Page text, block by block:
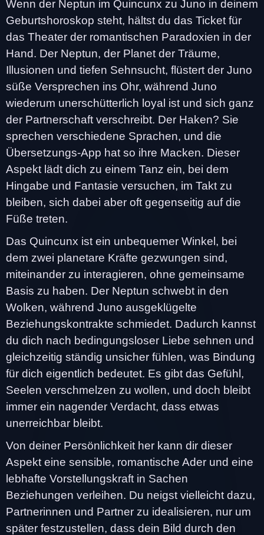
Wenn der Neptun im Quincunx zu Juno in deinem
Geburtshoroskop steht, hältst du das Ticket für
das Theater der romantischen Paradoxien in der
Hand. Der Neptun, der Planet der Träume,
Illusionen und tiefen Sehnsucht, flüstert der Juno
süße Versprechen ins Ohr, während Juno
wiederum unerschütterlich loyal ist und sich ganz
der Partnerschaft verschreibt. Der Haken? Sie
sprechen verschiedene Sprachen, und die
Übersetzungs-App hat so ihre Macken. Dieser
Aspekt lädt dich zu einem Tanz ein, bei dem
Hingabe und Fantasie versuchen, im Takt zu
bleiben, sich dabei aber oft gegenseitig auf die
Füße treten.
Das Quincunx ist ein unbequemer Winkel, bei
dem zwei planetare Kräfte gezwungen sind,
miteinander zu interagieren, ohne gemeinsame
Basis zu haben. Der Neptun schwebt in den
Wolken, während Juno ausgeklügelte
Beziehungskontrakte schmiedet. Dadurch kannst
du dich nach bedingungsloser Liebe sehnen und
gleichzeitig ständig unsicher fühlen, was Bindung
für dich eigentlich bedeutet. Es gibt das Gefühl,
Seelen verschmelzen zu wollen, und doch bleibt
immer ein nagender Verdacht, dass etwas
unerreichbar bleibt.
Von deiner Persönlichkeit her kann dir dieser
Aspekt eine sensible, romantische Ader und eine
lebhafte Vorstellungskraft in Sachen
Beziehungen verleihen. Du neigst vielleicht dazu,
Partnerinnen und Partner zu idealisieren, nur um
später festzustellen, dass dein Bild durch den